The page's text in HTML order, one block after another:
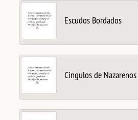
Escudos Bordados
Cingulos de Nazarenos